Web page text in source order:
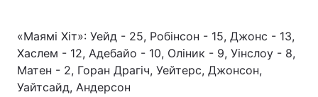
«Маямі Хіт»: Уейд - 25, Робінсон - 15, Джонс - 13,
Хаслем - 12, Адебайо - 10, Оліник - 9, Уінслоу - 8,
Матен - 2, Горан Драгіч, Уейтерс, Джонсон,
Уайтсайд, Андерсон